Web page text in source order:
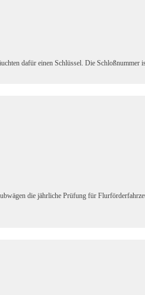
dafür einen Schlüssel. Die
die jährliche Prüfung für